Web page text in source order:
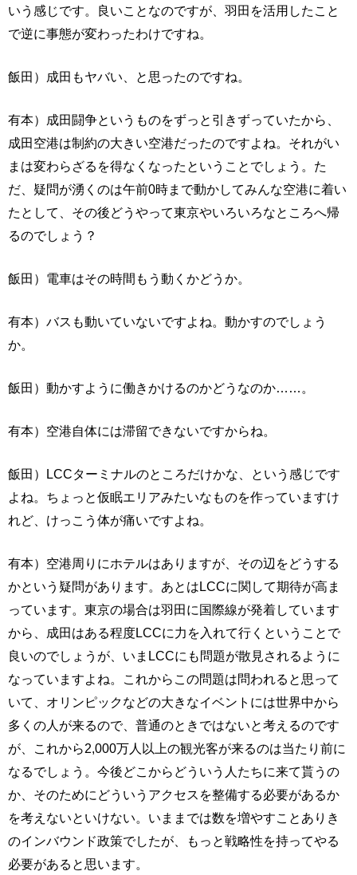
いう感じです。良いことなのですが、羽田を活用したこと
で逆に事態が変わったわけですね。
飯田）成田もヤバい、と思ったのですね。
有本）成田闘争というものをずっと引きずっていたから、
成田空港は制約の大きい空港だったのですよね。それがい
まは変わらざるを得なくなったということでしょう。た
だ、疑問が湧くのは午前0時まで動かしてみんな空港に着い
たとして、その後どうやって東京やいろいろなところへ帰
るのでしょう？
飯田）電車はその時間もう動くかどうか。
有本）バスも動いていないですよね。動かすのでしょう
か。
飯田）動かすように働きかけるのかどうなのか……。
有本）空港自体には滞留できないですからね。
飯田）LCCターミナルのところだけかな、という感じです
よね。ちょっと仮眠エリアみたいなものを作っていますけ
れど、けっこう体が痛いですよね。
有本）空港周りにホテルはありますが、その辺をどうする
かという疑問があります。あとはLCCに関して期待が高ま
っています。東京の場合は羽田に国際線が発着しています
から、成田はある程度LCCに力を入れて行くということで
良いのでしょうが、いまLCCにも問題が散見されるように
なっていますよね。これからこの問題は問われると思って
いて、オリンピックなどの大きなイベントには世界中から
多くの人が来るので、普通のときではないと考えるのです
が、これから2,000万人以上の観光客が来るのは当たり前に
なるでしょう。今後どこからどういう人たちに来て貰うの
か、そのためにどういうアクセスを整備する必要があるか
を考えないといけない。いままでは数を増やすことありき
のインバウンド政策でしたが、もっと戦略性を持ってやる
必要があると思います。